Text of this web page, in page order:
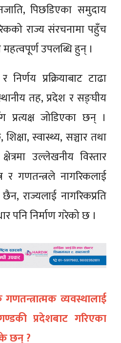
पिछडिएका समुदाय
राज्य संरचनामा पहुँच
उपलब्धि हुन् ।
प्रक्रियाबाट टाढा
तह, प्रदेश र सङ्घीय
प्रत्यक्ष जोडिएका छन् ।
स्वास्थ्य, सञ्चार तथा
उल्लेखनीय विस्तार
गणतन्त्रले नागरिकलाई
राज्यलाई नागरिकप्रति
पनि निर्माण गरेको छ ।
व्यवस्थालाई
प्रदेशबाट गरिएका
छन् ?